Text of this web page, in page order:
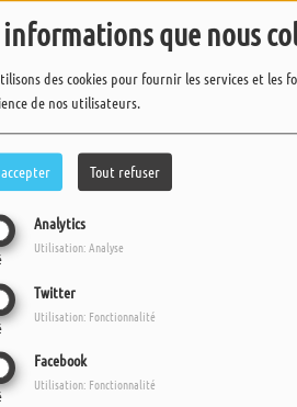
informations que nous
des cookies pour fournir les services et
de nos utilisateurs.
Tout refuser
Analytics
Utilisation: Analyse
Twitter
Utilisation: Fonctionnalité
Facebook
Utilisation: Fonctionnalité